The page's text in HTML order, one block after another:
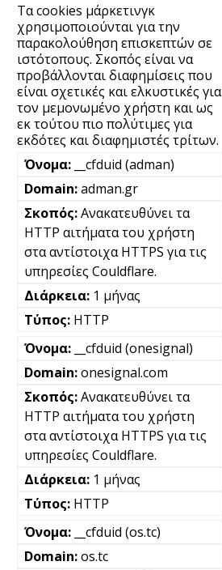
Τα cookies μάρκετινγκ
χρησιμοποιούνται για την
παρακολούθηση επισκεπτών σε
ιστότοπους. Σκοπός είναι να
προβάλλονται διαφημίσεις που
είναι σχετικές και ελκυστικές για
τον μεμονωμένο χρήστη και ως
εκ τούτου πιο πολύτιμες για
εκδότες και διαφημιστές τρίτων.
__cfduid (adman)
adman.gr
Ανακατευθύνει τα
HTTP αιτήματα του χρήστη
στα αντίστοιχα HTTPS για τις
υπηρεσίες Couldflare.
1 μήνας
HTTP
__cfduid (onesignal)
onesignal.com
Ανακατευθύνει τα
HTTP αιτήματα του χρήστη
στα αντίστοιχα HTTPS για τις
υπηρεσίες Couldflare.
1 μήνας
HTTP
__cfduid (os.tc)
os.tc